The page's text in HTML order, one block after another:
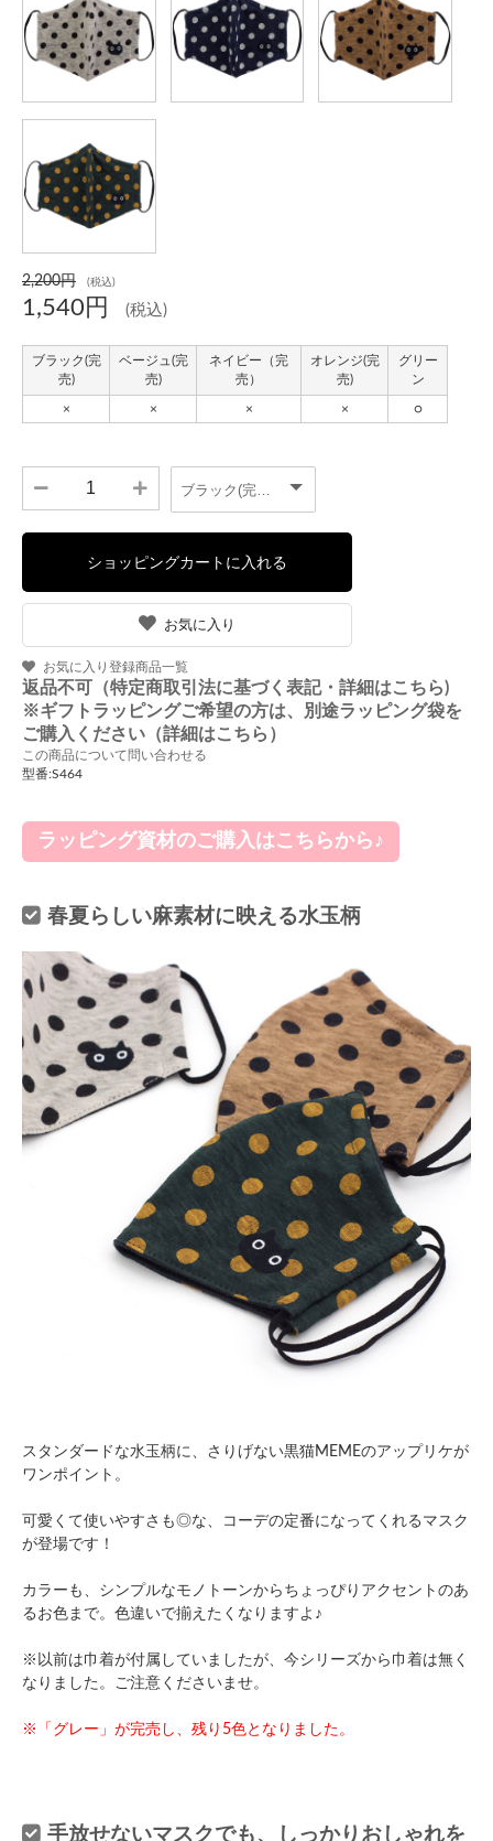
2,200円 (税込)
1,540円 (税込)
お気に入り
お気に入り登録商品一覧
返品不可（特定商取引法に基づく表記・詳細はこちら)
※ギフトラッピングご希望の方は、別途ラッピング袋を
ご購入ください（詳細はこちら）
この商品について問い合わせる
型番:S464
ラッピング資材のご購入はこちらから♪
春夏らしい麻素材に映える水玉柄
スタンダードな水玉柄に、さりげない黒猫MEMEのアップリケが
ワンポイント。
可愛くて使いやすさも◎な、コーデの定番になってくれるマスク
が登場です！
カラーも、シンプルなモノトーンからちょっぴりアクセントのあ
るお色まで。色違いで揃えたくなりますよ♪
※以前は巾着が付属していましたが、今シリーズから巾着は無く
なりました。ご注意くださいませ。
※「グレー」が完売し、残り5色となりました。
手放せないマスクでも、しっかりおしゃれを